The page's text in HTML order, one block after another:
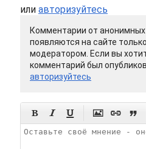
или авторизуйтесь
Комментарии от анонимных
появляются на сайте
модератором. Если вы
комментарий был
авторизуйтесь
     